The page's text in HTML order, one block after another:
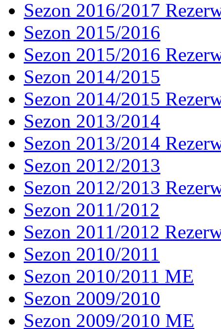
Sezon 2016/2017
Sezon 2015/2016
Sezon 2015/2016
Sezon 2014/2015
Sezon 2014/2015
Sezon 2013/2014
Sezon 2013/2014
Sezon 2012/2013
Sezon 2012/2013
Sezon 2011/2012
Sezon 2011/2012
Sezon 2010/2011
Sezon 2010/2011 ME
Sezon 2009/2010
Sezon 2009/2010 ME